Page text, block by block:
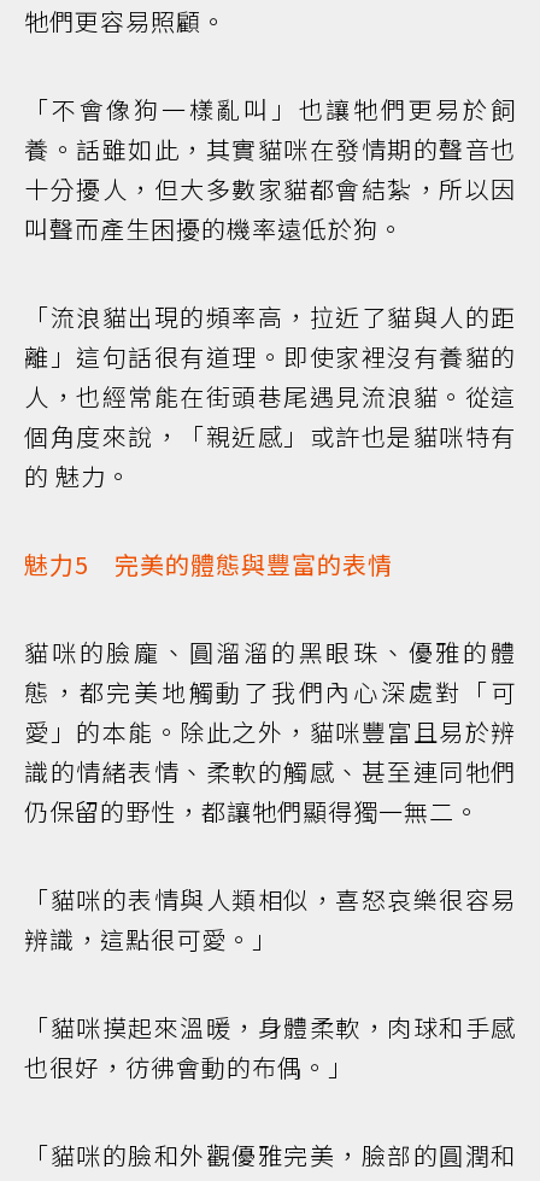
牠們更容易照顧。
「不會像狗一樣亂叫」也讓牠們更易於飼
養。話雖如此，其實貓咪在發情期的聲音也
十分擾人，但大多數家貓都會結紮，所以因
叫聲而產生困擾的機率遠低於狗。
「流浪貓出現的頻率高，拉近了貓與人的距
離」這句話很有道理。即使家裡沒有養貓的
人，也經常能在街頭巷尾遇見流浪貓。從這
個角度來說，「親近感」或許也是貓咪特有
的 魅力。
魅力5 完美的體態與豐富的表情
貓咪的臉龐、圓溜溜的黑眼珠、優雅的體
態，都完美地觸動了我們內心深處對「可
愛」的本能。除此之外，貓咪豐富且易於辨
識的情緒表情、柔軟的觸感、甚至連同牠們
仍保留的野性，都讓牠們顯得獨一無二。
「貓咪的表情與人類相似，喜怒哀樂很容易
辨識，這點很可愛。」
「貓咪摸起來溫暖，身體柔軟，肉球和手感
也很好，彷彿會動的布偶。」
「貓咪的臉和外觀優雅完美，臉部的圓潤和